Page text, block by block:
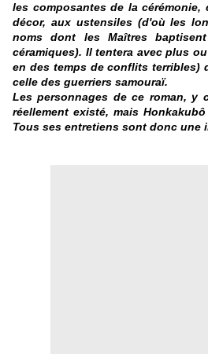
les composantes de la cérémonie,
décor, aux ustensiles (d'où les
noms dont les Maîtres
céramiques). Il tentera avec plus
en des temps de conflits terribles)
celle des guerriers samouraï.
Les personnages de ce roman, y
réellement existé, mais
Tous ses entretiens sont donc une